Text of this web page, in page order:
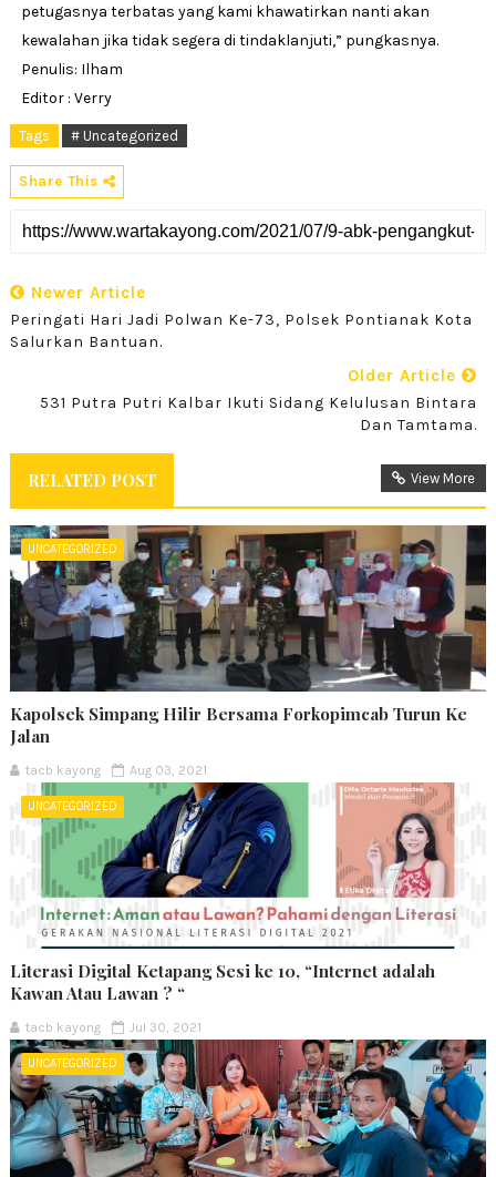
petugasnya terbatas yang kami khawatirkan nanti akan
kewalahan jika tidak segera di tindaklanjuti,” pungkasnya.
Penulis: Ilham
Editor : Verry
Tags # Uncategorized
Share This
Newer Article
Peringati Hari Jadi Polwan Ke-73, Polsek Pontianak Kota
Salurkan Bantuan.
Older Article
531 Putra Putri Kalbar Ikuti Sidang Kelulusan Bintara
Dan Tamtama.
RELATED POST View More
UNCATEGORIZED
Kapolsek Simpang Hilir Bersama Forkopimcab Turun Ke
Jalan
tacb kayong Aug 03, 2021
UNCATEGORIZED
Literasi Digital Ketapang Sesi ke 10, “Internet adalah
Kawan Atau Lawan ? “
tacb kayong Jul 30, 2021
UNCATEGORIZED